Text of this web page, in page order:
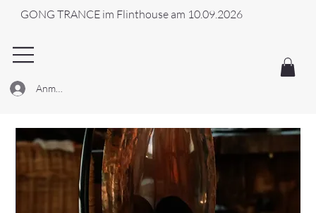
GONG TRANCE im Flinthouse am 10.09.2026
Anmelden